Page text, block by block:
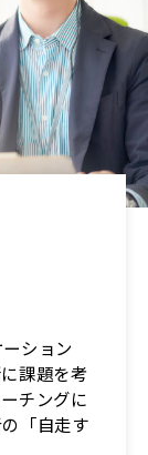
ション
課題を考
チングに
「自走す